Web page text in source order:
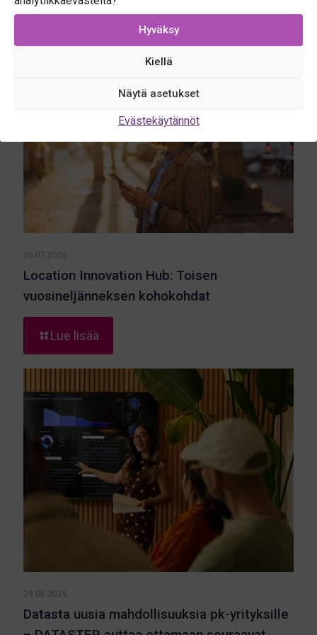
Hyväksy
Kiellä
Näytä asetukset
Evästekäytännöt
Related posts
06.07.2026
Location Innovation Hub: Toisen
vuosineljänneksen kohokohdat
Lue lisää
Location
Innovation
Toisen
vuosineljänneksen
kohokohdat
29.06.2026
Datasta uusia mahdollisuuksia pk-yrityksille